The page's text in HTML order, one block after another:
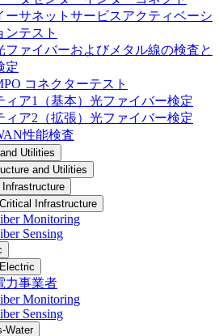
ーサネットサービスアクティベーシ
ンテスト
ファイバーおよびメタル線の検査と
定
コネクターテスト
ィア1（基本）光ファイバー検定
ィア2（拡張）光ファイバー検定
性能検査
Utilities
and Utilities
Critical Infrastructure
Monitoring
Sensing
Electric
力事業者
Monitoring
Sensing
Water